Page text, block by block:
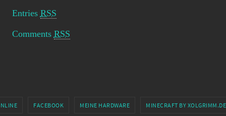
Entries RSS
Comments RSS
FACEBOOK MEINE HARDWARE MINECRAFT BY XOLGRIMM.DE